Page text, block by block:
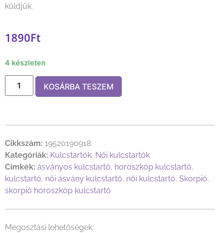
küldjük.
1890Ft
4 készleten
KOSÁRBA TESZEM
Cikkszám: 19520190918
Kategóriák: Kulcstartók, Női kulcstartók
Címkék: ásványos kulcstartó, horoszkóp kulcstartó,
kulcstartó, női ásvány kulcstartó, női kulcstartó, Skorpió,
skorpió horoszkóp kulcstartó
Megosztási lehetőségek: